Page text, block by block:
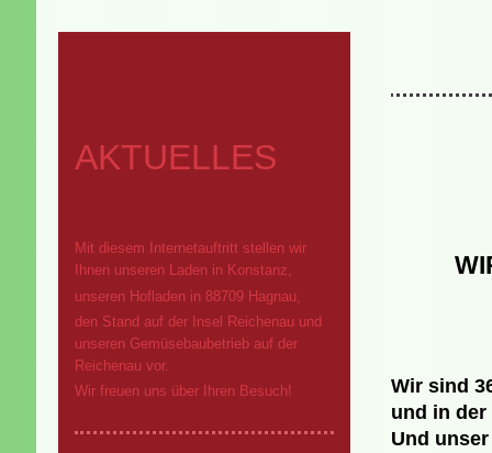
Wir sind
und in der
Und
AKTUELLES
Mit diesem Internetauftritt stellen wir
Ihnen unseren Laden in Konstanz,
unseren Hofladen in 88709 Hagnau,
den Stand auf der Insel Reichenau und
unseren Gemüsebaubetrieb auf der
Reichenau vor.
Wir freuen uns über Ihren Besuch!